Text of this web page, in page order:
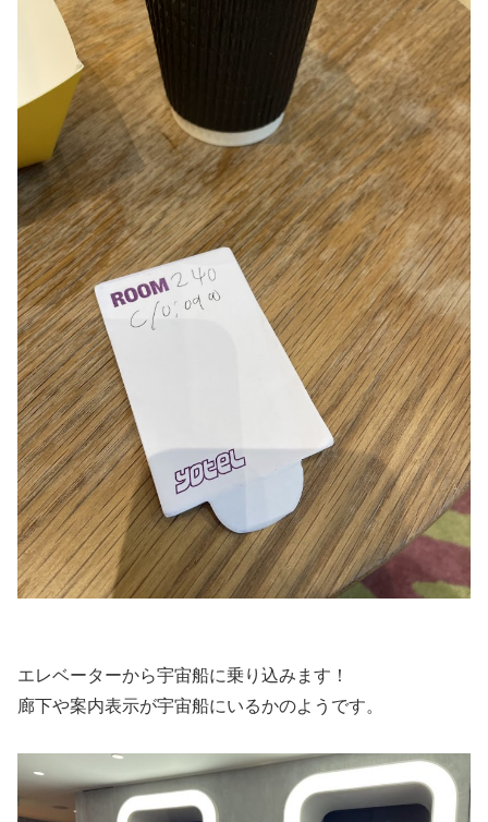
エレベーターから宇宙船に乗り込みます！
廊下や案内表示が宇宙船にいるかのようです。